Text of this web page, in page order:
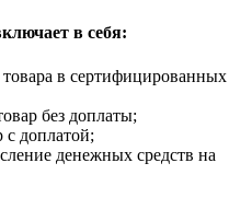
в себя:
товара в сертифицированных
без доплаты;
доплатой;
денежных средств на